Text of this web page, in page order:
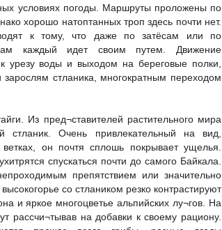
условиях погоды. Маршруты проложены по
хорошо натоптанных троп здесь почти нет.
к тому, что даже по затёсам или по
каждый идет своим путем. Движение
урезу воды и выходом на береговые полки,
стланика, многократным переходом
Из пред¬ставителей растительного мира
стланик. Очень привлекательный на вид,
он почтя сплошь покрывает ущелья.
спускаться почти до самого Байкала.
препятствием или значительно
со стлаником резко контрастируют
и яркое многоцветье альпийских лу¬гов. На
рассчи¬тывав на добавки к своему рациону.